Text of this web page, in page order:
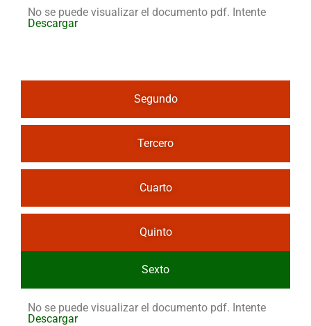
Segundo
Tercero
Cuarto
Quinto
No se puede visualizar el documento pdf. Intente
Descargar
Sexto
No se puede visualizar el documento pdf. Intente
Descargar